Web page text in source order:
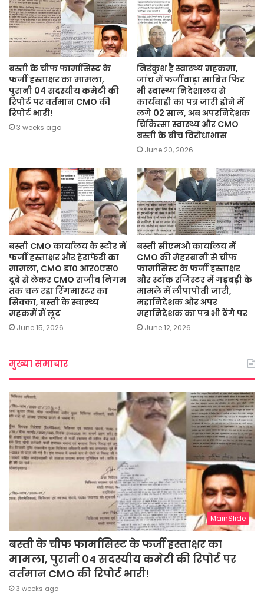
बस्ती के चीफ फार्मासिस्ट के
फर्जी हस्ताक्षर का मामला,
पुरानी 04 सदस्यीय कमेटी की
रिपोर्ट पर वर्तमान CMO की
रिपोर्ट भारी!
3 weeks ago
निरंकुश है स्वास्थ्य महकमा,
जांच में फर्जीवाड़ा साबित फिर
भी स्वास्थ्य निदेशालय से
कार्यवाही का पत्र जारी होने में
लगे 02 साल, अब अपरनिदेशक
चिकित्सा स्वास्थ्य और CMO
बस्ती के बीच विरोधाभास
June 20, 2026
बस्ती CMO कार्यालय के स्टोर में
फर्जी हस्ताक्षर और हेराफेरी का
मामला, CMO डा० आर०एस०
दूबे से लेकर CMO राजीव निगम
तक चल रहा रिंगमास्टर का
सिक्का, बस्ती के स्वास्थ्य
महकमें में लूट
June 15, 2026
बस्ती सीएमओ कार्यालय में
CMO की मेहरबानी से चीफ
फार्मासिस्ट के फर्जी हस्ताक्षर
और स्टॉक रजिस्टर में गड़बड़ी के
मामले में लीपापोती जारी,
महानिदेशक और अपर
महानिदेशक का पत्र भी ठेंगे पर
June 12, 2026
मुख्या समाचार
MainSlide
बस्ती के चीफ फार्मासिस्ट के फर्जी हस्ताक्षर का
मामला, पुरानी 04 सदस्यीय कमेटी की रिपोर्ट पर
वर्तमान CMO की रिपोर्ट भारी!
3 weeks ago